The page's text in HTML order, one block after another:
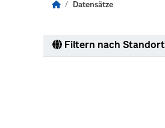
Datensätze
Filtern nach Standort